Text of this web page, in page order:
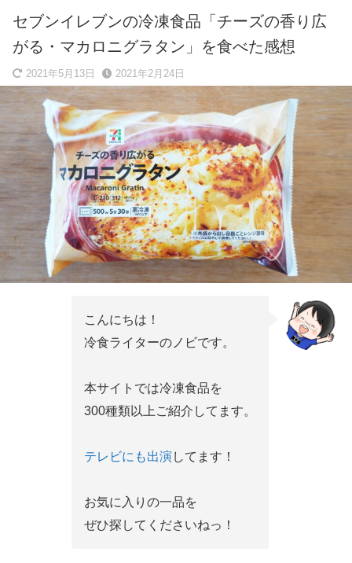
セブンイレブンの冷凍食品「チーズの香り広
がる・マカロニグラタン」を食べた感想
2021年5月13日 2021年2月24日
こんにちは！
冷食ライターのノビです。
本サイトでは冷凍食品を
300種類以上ご紹介してます。
テレビにも出演してます！
お気に入りの一品を
ぜひ探してくださいねっ！